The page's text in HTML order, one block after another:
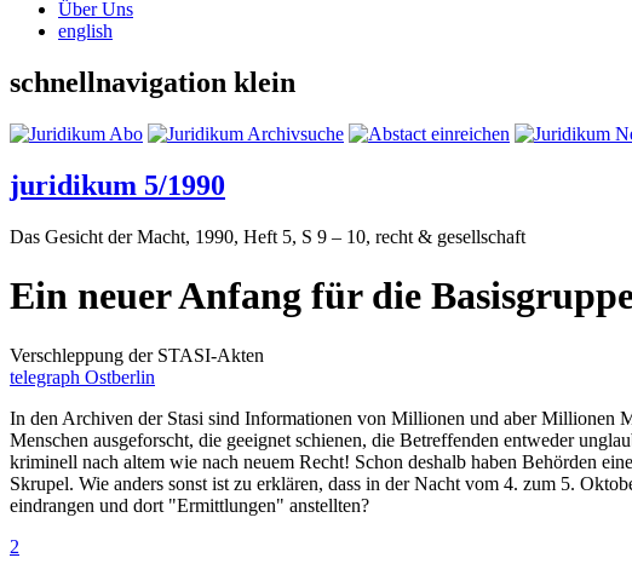
Über Uns
english
schnellnavigation klein
juridikum 5/1990
Das Gesicht der Macht, 1990, Heft 5, S 9 – 10, recht & gesellschaft
Ein neuer Anfang für die
Verschleppung der STASI-Akten
telegraph Ostberlin
In den Archiven der Stasi sind Informationen von Millionen und aber Millionen
Menschen ausgeforscht, die geeignet schienen, die Betreffenden entweder
kriminell nach altem wie nach neuem Recht! Schon deshalb haben Behörden
Skrupel. Wie anders sonst ist zu erklären, dass in der Nacht vom 4. zum 5.
eindrangen und dort "Ermittlungen" anstellten?
2